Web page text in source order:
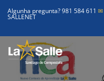
Algunha pregunta? 981 584 611 ✉
SALLENET